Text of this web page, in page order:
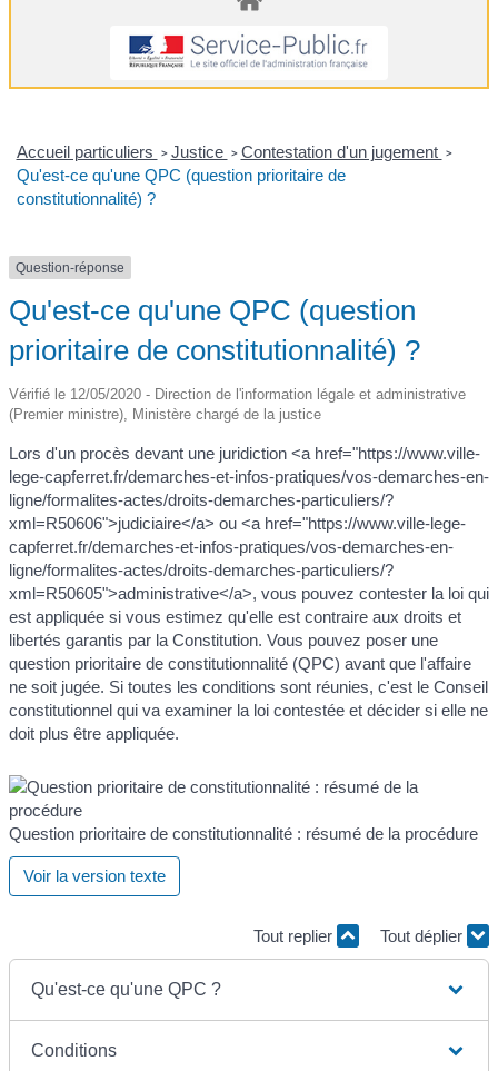
Accueil particuliers > Justice > Contestation d'un jugement >
Qu'est-ce qu'une QPC (question prioritaire de
constitutionnalité) ?
Question-réponse
Qu'est-ce qu'une QPC (question
prioritaire de constitutionnalité) ?
Vérifié le 12/05/2020 - Direction de l'information légale et administrative
(Premier ministre), Ministère chargé de la justice
Lors d'un procès devant une juridiction <a href="https://www.ville-
lege-capferret.fr/demarches-et-infos-pratiques/vos-demarches-en-
ligne/formalites-actes/droits-demarches-particuliers/?
xml=R50606">judiciaire</a> ou <a href="https://www.ville-lege-
capferret.fr/demarches-et-infos-pratiques/vos-demarches-en-
ligne/formalites-actes/droits-demarches-particuliers/?
xml=R50605">administrative</a>, vous pouvez contester la loi qui
est appliquée si vous estimez qu'elle est contraire aux droits et
libertés garantis par la Constitution. Vous pouvez poser une
question prioritaire de constitutionnalité (QPC) avant que l'affaire
ne soit jugée. Si toutes les conditions sont réunies, c'est le Conseil
constitutionnel qui va examiner la loi contestée et décider si elle ne
doit plus être appliquée.
Question prioritaire de constitutionnalité : résumé de la procédure
Voir la version texte
Tout replier Tout déplier
Qu'est-ce qu'une QPC ?
Conditions